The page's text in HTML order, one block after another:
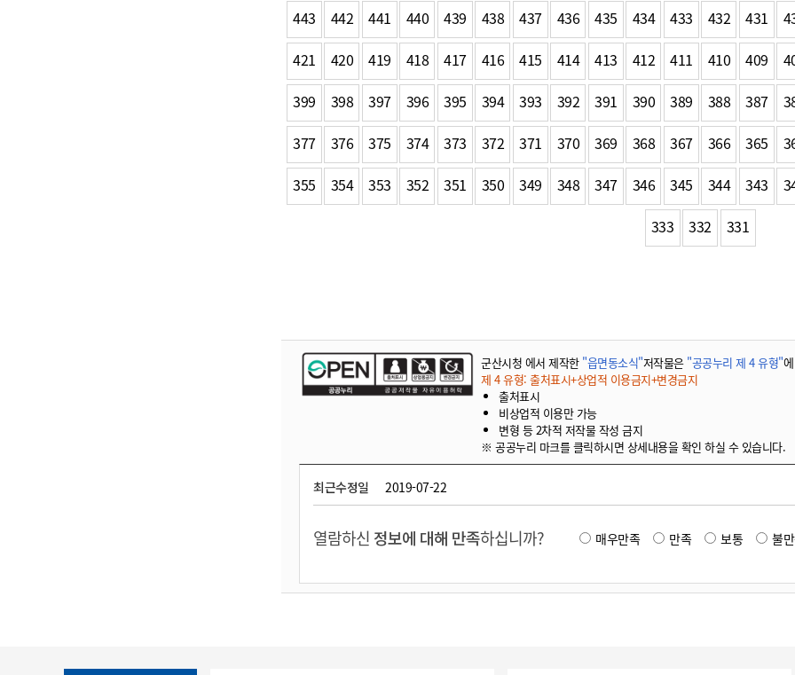
443
442 441 440 439 438 437 436 435 434 433 432 431
421
420 419 418 417 416 415 414 413 412 411 410 409
399
398 397 396 395 394 393 392 391 390 389 388 387
377
376 375 374 373 372 371 370 369 368 367 366 365
355
354 353 352 351 350 349 348 347 346 345 344 343
333
332 331
군산시청 에서 제작한 "읍면동소식"저작물은 "공공누리 제 4 유형"
제 4 유형: 출처표시+상업적 이용금지+변경금지
출처표시
비상업적 이용만 가능
변형 등 2차적 저작물 작성 금지
※ 공공누리 마크를 클릭하시면 상세내용을 확인 하실 수 있습니다.
최근수정일 2019-07-22
열람하신 정보에 대해 만족하십니까? 매우만족 만족 보통 불